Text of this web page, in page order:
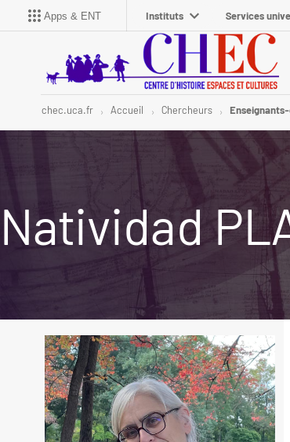
Apps & ENT Instituts Services
chec.uca.fr Accueil Chercheurs
Natividad